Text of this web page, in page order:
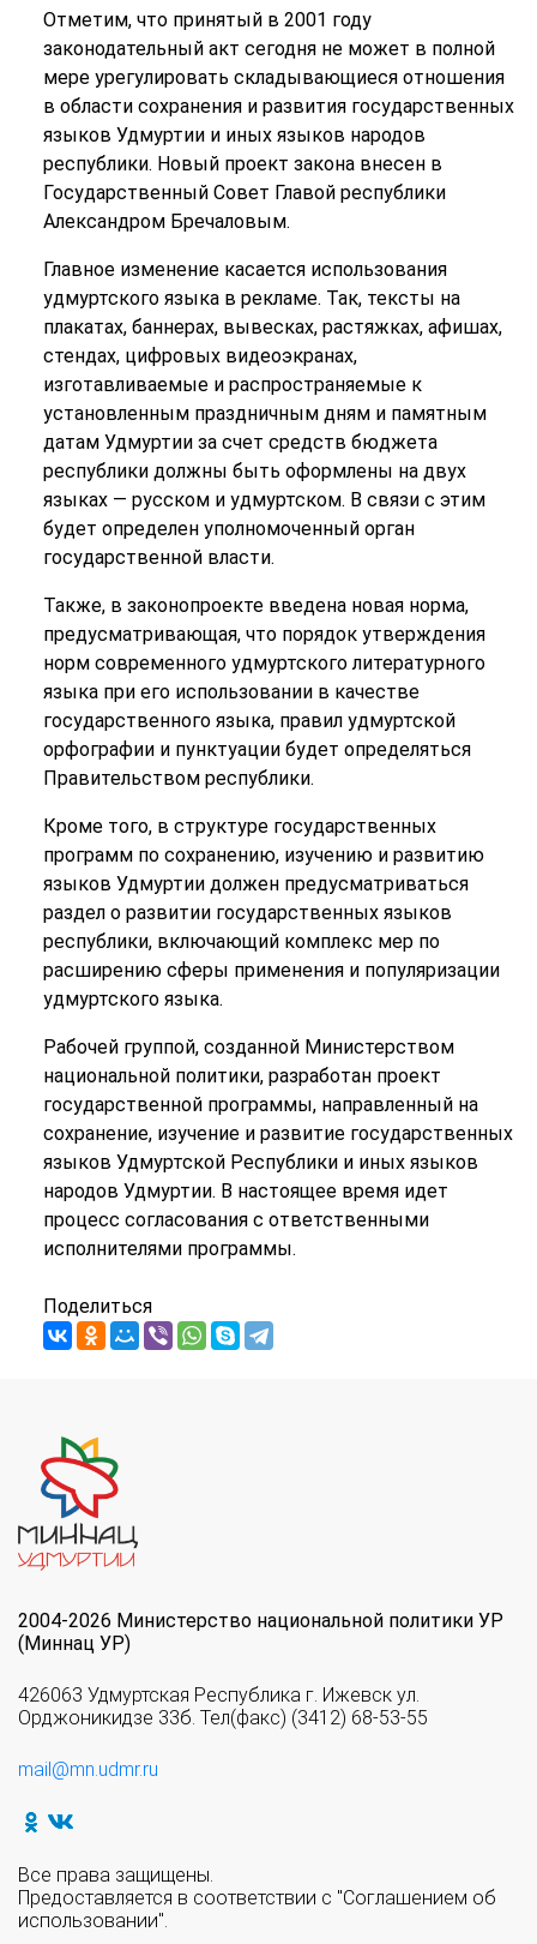
Отметим, что принятый в 2001 году
законодательный акт сегодня не может в полной
мере урегулировать складывающиеся отношения
в области сохранения и развития государственных
языков Удмуртии и иных языков народов
республики. Новый проект закона внесен в
Государственный Совет Главой республики
Александром Бречаловым.
Главное изменение касается использования
удмуртского языка в рекламе. Так, тексты на
плакатах, баннерах, вывесках, растяжках, афишах,
стендах, цифровых видеоэкранах,
изготавливаемые и распространяемые к
установленным праздничным дням и памятным
датам Удмуртии за счет средств бюджета
республики должны быть оформлены на двух
языках — русском и удмуртском. В связи с этим
будет определен уполномоченный орган
государственной власти.
Также, в законопроекте введена новая норма,
предусматривающая, что порядокутверждения
норм современного удмуртского литературного
языка при его использовании в качестве
государственного языка, правилудмуртской
орфографии и пунктуации будет определяться
Правительством республики.
Кроме того, в структуре государственных
программ по сохранению, изучению и развитию
языков Удмуртии должен предусматриваться
раздел о развитии государственных языков
республики, включающий комплекс мер по
расширению сферы применения и популяризации
удмуртского языка.
Рабочей группой, созданной Министерством
национальной политики, разработан проект
государственной программы, направленный на
сохранение, изучение и развитие государственных
языков Удмуртской Республики и иных языков
народов Удмуртии. В настоящее время идет
процесс согласования с ответственными
исполнителями программы.
Поделиться
2004-2026 Министерство национальной политики УР
(Миннац УР)
426063 Удмуртская Республика г. Ижевск ул.
Орджоникидзе 33б. Тел(факс) (3412) 68-53-55
mail@mn.udmr.ru
Все права защищены.
Предоставляется в соответствии с "Соглашением об
использовании".